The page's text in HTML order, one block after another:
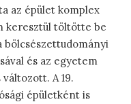
az épület komplex
keresztül töltötte be
és az egyetem
A 19.
épületként is